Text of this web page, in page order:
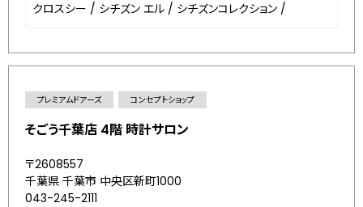
クロスシー / シチズン エル / シチズンコレクション /
プレミアムドアーズ コンセプトショップ
そごう千葉店 4階 時計サロン
〒2608557
千葉県 千葉市 中央区新町1000
043-245-2111